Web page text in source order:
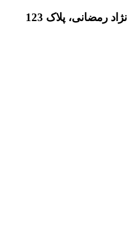
رمضانی، پلاک 123